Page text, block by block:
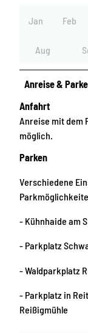
Jan Feb
Aug
Anreise &
Anfahrt
Anreise mit dem
möglich.
Parken
Verschiedene
- Kühnhaide am
- Parkplatz
- Waldparkplatz
- Parkplatz in
Reißigmühle